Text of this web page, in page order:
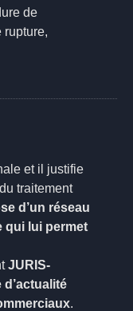
de
rupture,
et il justifie
traitement
d’un réseau
qui lui permet
JURIS-
.